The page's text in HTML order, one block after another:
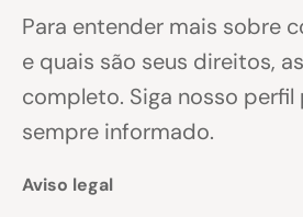
Para entender mais sobre
e quais são seus direitos,
completo. Siga nosso perfil
sempre informado.
Aviso legal